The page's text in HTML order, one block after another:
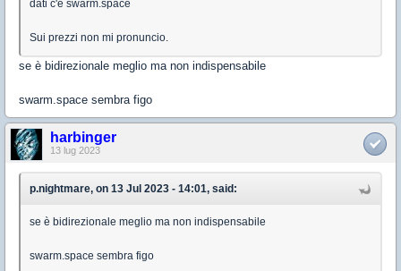
dati c'è swarm.space
Sui prezzi non mi pronuncio.
se è bidirezionale meglio ma non indispensabile
swarm.space sembra figo
harbinger
13 lug 2023
p.nightmare, on 13 Jul 2023 - 14:01, said:
se è bidirezionale meglio ma non indispensabile
swarm.space sembra figo